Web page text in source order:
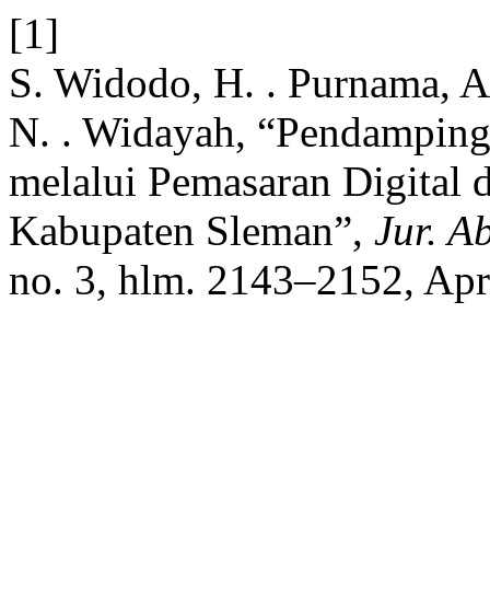
[1]
S. Widodo, H. . Purnama,
N. . Widayah,
melalui Pemasaran Digital
Kabupaten Sleman”, Jur.
no. 3, hlm. 2143–2152,